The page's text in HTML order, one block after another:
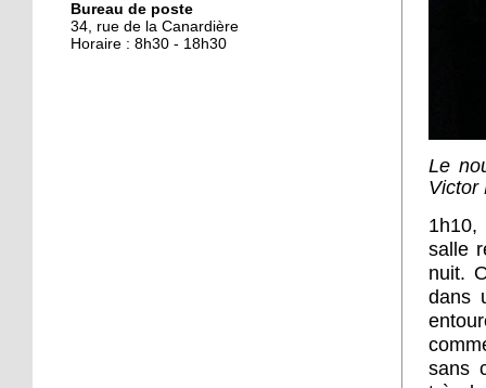
Bureau de poste
34, rue de la Canardière
Horaire : 8h30 - 18h30
Le
Victor
1h10,
salle
nuit.
dans
sans